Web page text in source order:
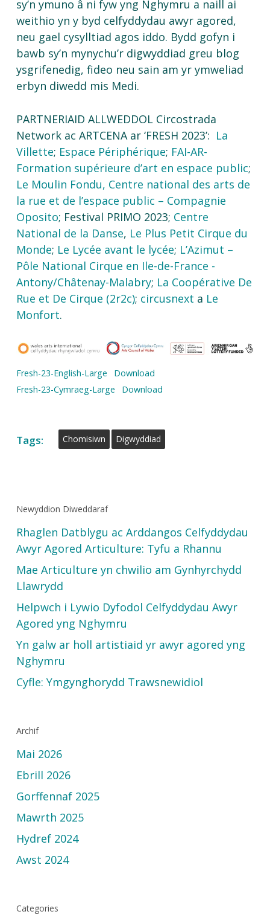
sy’n ymuno â ni fyw yng Nghymru a naill ai
weithio yn y byd celfyddydau awyr agored,
neu gael cysylltiad agos iddo. Bydd gofyn i
bawb sy’n mynychu’r digwyddiad greu blog
ysgrifenedig, fideo neu sain am yr ymweliad
erbyn diwedd mis Medi.
PARTNERIAID ALLWEDDOL Circostrada
Network ac ARTCENA ar ‘FRESH 2023’: La
Villette; Espace Périphérique; FAI-AR-
Formation supérieure d’art en espace public;
Le Moulin Fondu, Centre national des arts de
la rue et de l’espace public – Compagnie
Oposito; Festival PRIMO 2023; Centre
National de la Danse, Le Plus Petit Cirque du
Monde; Le Lycée avant le lycée; L’Azimut –
Pôle National Cirque en Ile-de-France -
Antony/Châtenay-Malabry; La Coopérative De
Rue et De Cirque (2r2c); circusnext a Le
Monfort.
Fresh-23-English-Large
Download
Fresh-23-Cymraeg-Large
Download
Tags: Chomisiwn Digwyddiad
Newyddion Diweddaraf
Rhaglen Datblygu ac Arddangos Celfyddydau
Awyr Agored Articulture: Tyfu a Rhannu
Mae Articulture yn chwilio am Gynhyrchydd
Llawrydd
Helpwch i Lywio Dyfodol Celfyddydau Awyr
Agored yng Nghymru
Yn galw ar holl artistiaid yr awyr agored yng
Nghymru
Cyfle: Ymgynghorydd Trawsnewidiol
Archif
Mai 2026
Ebrill 2026
Gorffennaf 2025
Mawrth 2025
Hydref 2024
Awst 2024
Categories